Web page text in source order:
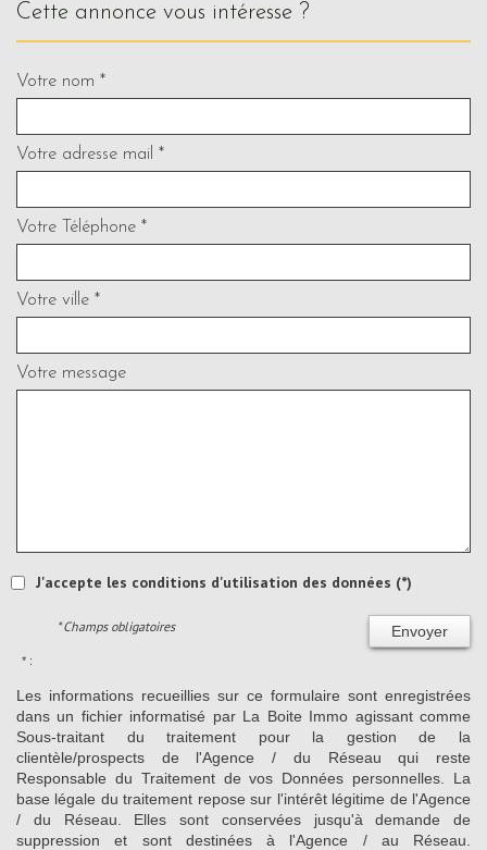
cette annonce vous intéresse ?
Votre nom *
Votre adresse mail *
Votre Téléphone *
Votre ville *
Votre message
J'accepte les conditions d'utilisation des données (*)
Envoyer
* Champs obligatoires
* :
Les informations recueillies sur ce formulaire sont enregistrées
dans un fichier informatisé par La Boite Immo agissant comme
Sous-traitant du traitement pour la gestion de la
clientèle/prospects de l'Agence / du Réseau qui reste
Responsable du Traitement de vos Données personnelles. La
base légale du traitement repose sur l'intérêt légitime de l'Agence
/ du Réseau. Elles sont conservées jusqu'à demande de
suppression et sont destinées à l'Agence / au Réseau.